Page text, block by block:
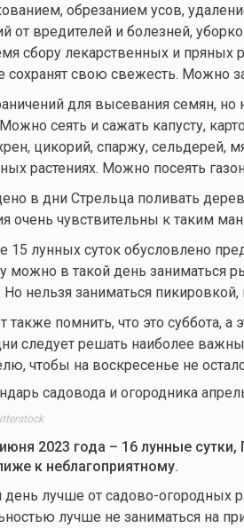
обрезанием усов,
от вредителей и болезней,
сбору лекарственных и пряных
сохранят свою свежесть. Можно
для высевания семян, но
сеять и сажать капусту,
цикорий, спаржу, сельдерей,
растениях. Можно посеять
в дни Стрельца поливать
очень чувствительны к таким
15 лунных суток обусловлено
можно в такой день заниматься
Но нельзя заниматься
также помнить, что это суббота,
следует решать наиболее
чтобы на воскресенье не
2023 года – 16 лунные
к неблагоприятному.
день лучше от садово-огородных
лучше не заниматься на